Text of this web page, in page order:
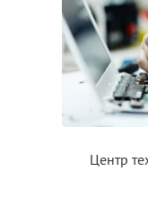
Центр